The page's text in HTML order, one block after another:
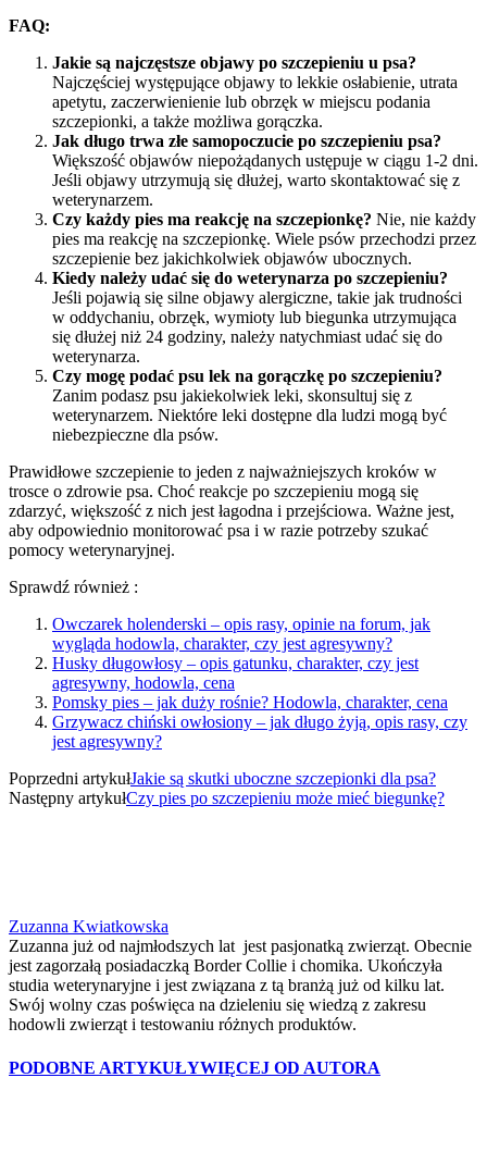
FAQ:
Jakie są najczęstsze objawy po szczepieniu u psa?
Najczęściej występujące objawy to lekkie osłabienie, utrata
apetytu, zaczerwienienie lub obrzęk w miejscu podania
szczepionki, a także możliwa gorączka.
Jak długo trwa złe samopoczucie po szczepieniu psa?
Większość objawów niepożądanych ustępuje w ciągu 1-2 dni.
Jeśli objawy utrzymują się dłużej, warto skontaktować się z
weterynarzem.
Czy każdy pies ma reakcję na szczepionkę? Nie, nie każdy
pies ma reakcję na szczepionkę. Wiele psów przechodzi przez
szczepienie bez jakichkolwiek objawów ubocznych.
Kiedy należy udać się do weterynarza po szczepieniu?
Jeśli pojawią się silne objawy alergiczne, takie jak trudności
w oddychaniu, obrzęk, wymioty lub biegunka utrzymująca
się dłużej niż 24 godziny, należy natychmiast udać się do
weterynarza.
Czy mogę podać psu lek na gorączkę po szczepieniu?
Zanim podasz psu jakiekolwiek leki, skonsultuj się z
weterynarzem. Niektóre leki dostępne dla ludzi mogą być
niebezpieczne dla psów.
Prawidłowe szczepienie to jeden z najważniejszych kroków w
trosce o zdrowie psa. Choć reakcje po szczepieniu mogą się
zdarzyć, większość z nich jest łagodna i przejściowa. Ważne jest,
aby odpowiednio monitorować psa i w razie potrzeby szukać
pomocy weterynaryjnej.
Sprawdź również :
Owczarek holenderski – opis rasy, opinie na forum, jak
wygląda hodowla, charakter, czy jest agresywny?
Husky długowłosy – opis gatunku, charakter, czy jest
agresywny, hodowla, cena
Pomsky pies – jak duży rośnie? Hodowla, charakter, cena
Grzywacz chiński owłosiony – jak długo żyją, opis rasy, czy
jest agresywny?
Poprzedni artykułJakie są skutki uboczne szczepionki dla psa?
Następny artykułCzy pies po szczepieniu może mieć biegunkę?
Zuzanna Kwiatkowska
Zuzanna już od najmłodszych lat jest pasjonatką zwierząt. Obecnie
jest zagorzałą posiadaczką Border Collie i chomika. Ukończyła
studia weterynaryjne i jest związana z tą branżą już od kilku lat.
Swój wolny czas poświęca na dzieleniu się wiedzą z zakresu
hodowli zwierząt i testowaniu różnych produktów.
PODOBNE ARTYKUŁYWIĘCEJ OD AUTORA